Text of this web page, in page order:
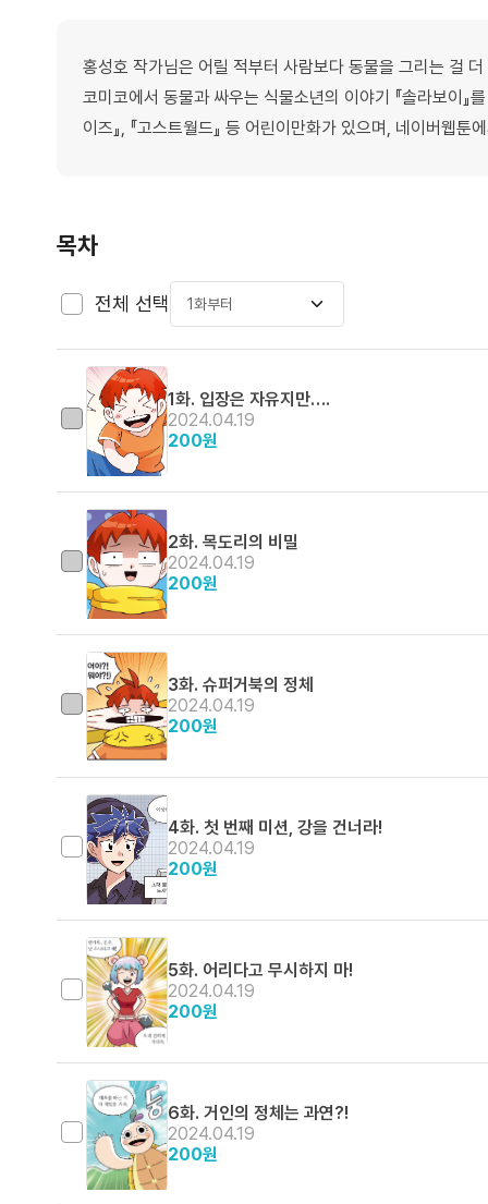
홍성호 작가님은 어릴 적부터 사람보다 동물을 그리는 걸
코미코에서 동물과 싸우는 식물소년의 이야기 『솔라보이
이즈』, 『고스트월드』 등 어린이만화가 있으며, 네이버웹
목차
전체 선택 1화부터
1화. 입장은 자유지만….
2024.04.19
200원
2화. 목도리의 비밀
2024.04.19
200원
3화. 슈퍼거북의 정체
2024.04.19
200원
4화. 첫 번째 미션, 강을 건너라!
2024.04.19
200원
5화. 어리다고 무시하지 마!
2024.04.19
200원
6화. 거인의 정체는 과연?!
2024.04.19
200원